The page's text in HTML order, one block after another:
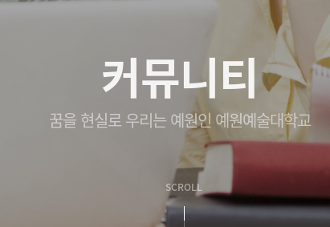
커뮤니티
꿈을 현실로 우리는 예원인 예원예술대학교
SCROLL